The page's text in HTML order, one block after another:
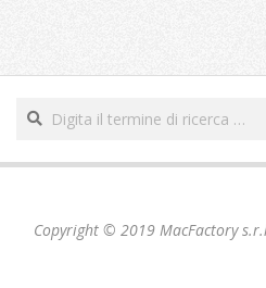
Copyright © 2019 MacFactory